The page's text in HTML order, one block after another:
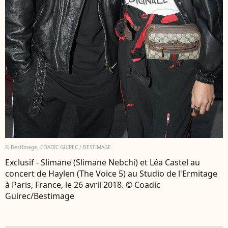
© BestImage, COADIC GUIREC / BESTIMAGE
Exclusif - Slimane (Slimane Nebchi) et Léa Castel au
concert de Haylen (The Voice 5) au Studio de l'Ermitage
à Paris, France, le 26 avril 2018. © Coadic
Guirec/Bestimage